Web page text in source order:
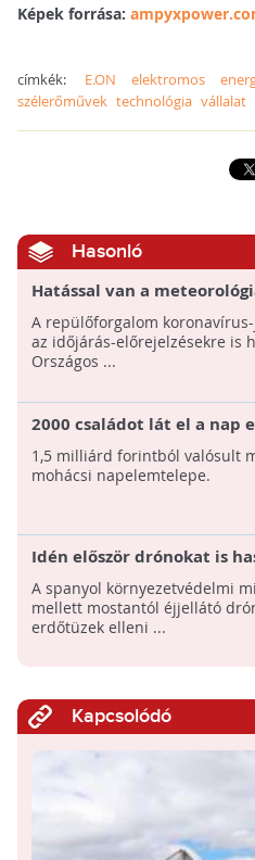
Képek forrása:
címkék: E.ON elektromos
szélerőművek technológia vállalat
Hasonló
Hatással van a
pontosságára a légi
csökkenése
A repülőforgalom
az időjárás-előrejelzésekre is
Országos ...
2000 családot lát el a nap
1,5 milliárd forintból valósult
mohácsi napelemtelepe.
Idén először drónokat is
erdőtüzek elleni
A spanyol környezetvédelmi
mellett mostantól éjjellátó
erdőtüzek elleni ...
Kapcsolódó